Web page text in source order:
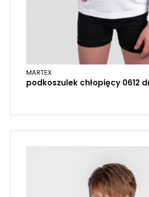
MARTEX
podkoszulek chłopięcy 0612